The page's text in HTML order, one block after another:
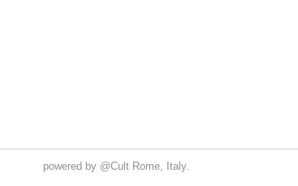
powered by @Cult Rome, Italy.